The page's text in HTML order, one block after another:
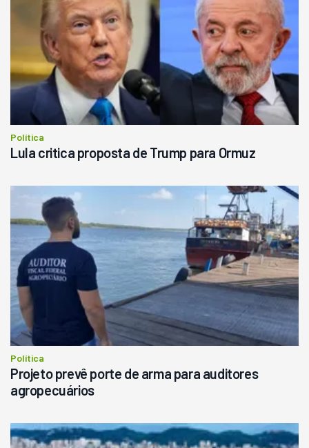
Política
Lula critica proposta de Trump para Ormuz
Política
Projeto prevê porte de arma para auditores
agropecuários